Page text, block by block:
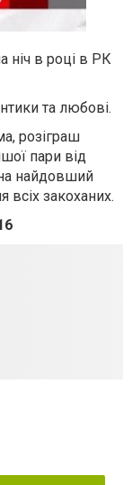
ніч в році в РК
та любові.
розіграш
пари від
найдовший
всіх закоханих.